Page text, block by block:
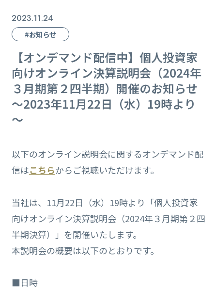
2023.11.24
#お知らせ
【オンデマンド配信中】個人投資家
向けオンライン決算説明会（2024年
３月期第２四半期）開催のお知らせ
～2023年11月22日（水）19時より
～
以下のオンライン説明会に関するオンデマンド配
信はこちらからご視聴いただけます。
当社は、11月22日（水）19時より「個人投資家
向けオンライン決算説明会（2024年３月期第２四
半期決算）」を開催いたします。
本説明会の概要は以下のとおりです。
■日時